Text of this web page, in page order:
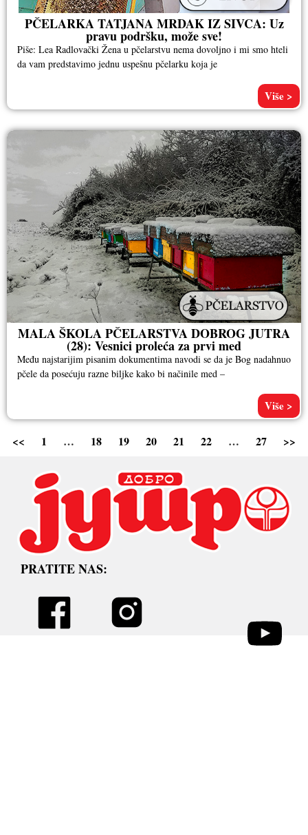
PČELARKA TATJANA MRDAK IZ SIVCA: Uz
pravu podršku, može sve!
Piše: Lea Radlovački Žena u pčelarstvu nema dovoljno i mi smo hteli
da vam predstavimo jednu uspešnu pčelarku koja je
Više >
MALA ŠKOLA PČELARSTVA DOBROG JUTRA
(28): Vesnici proleća za prvi med
Među najstarijim pisanim dokumentima navodi se da je Bog nadahnuo
pčele da posećuju razne biljke kako bi načinile med –
Više >
<< 1 … 18 19 20 21 22 … 27 >>
PRATITE NAS: